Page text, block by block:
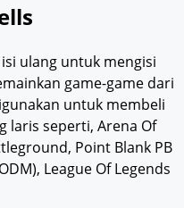
ulang untuk mengisi
game-game dari
untuk membeli
laris seperti, Arena Of
Point Blank PB
League Of Legends